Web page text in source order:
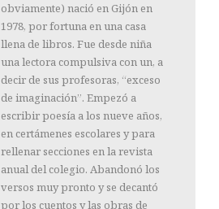
obviamente) nació en Gijón en
1978, por fortuna en una casa
llena de libros. Fue desde niña
una lectora compulsiva con un, a
decir de sus profesoras, “exceso
de imaginación”. Empezó a
escribir poesía a los nueve años,
en certámenes escolares y para
rellenar secciones en la revista
anual del colegio. Abandonó los
versos muy pronto y se decantó
por los cuentos y las obras de